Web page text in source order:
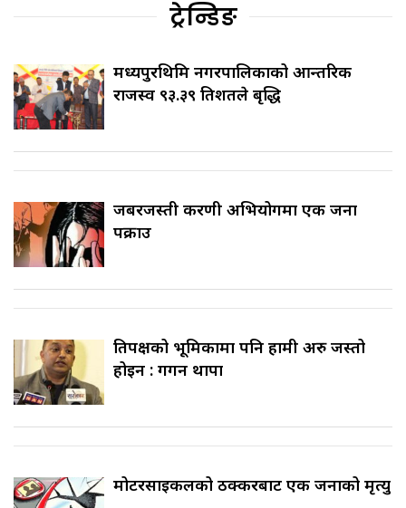
ट्रेन्डिङ
मध्यपुरथिमि नगरपालिकाको आन्तरिक
राजस्व ९३.३९ प्रतिशतले बृद्धि
जबरजस्ती करणी अभियोगमा एक जना
पक्राउ
प्रतिपक्षको भूमिकामा पनि हामी अरु जस्तो
होइन : गगन थापा
मोटरसाइकलको ठक्करबाट एक जनाको मृत्यु